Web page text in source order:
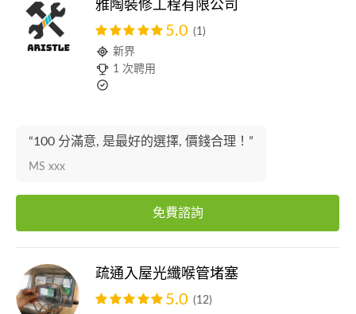
雅陶裝修工程有限公司
5.0 (1)
新界
1 次聘用
“100 分滿意, 是最好的選擇, 價錢合理！”
MS xxx
免費諮詢
疏通入屋光纖喉管堵塞
5.0 (12)